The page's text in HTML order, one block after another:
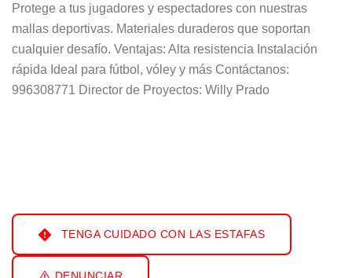
Protege a tus jugadores y espectadores con nuestras
mallas deportivas. Materiales duraderos que soportan
cualquier desafío. Ventajas: Alta resistencia Instalación
rápida Ideal para fútbol, vóley y más Contáctanos:
996308771 Director de Proyectos: Willy Prado
TENGA CUIDADO CON LAS ESTAFAS